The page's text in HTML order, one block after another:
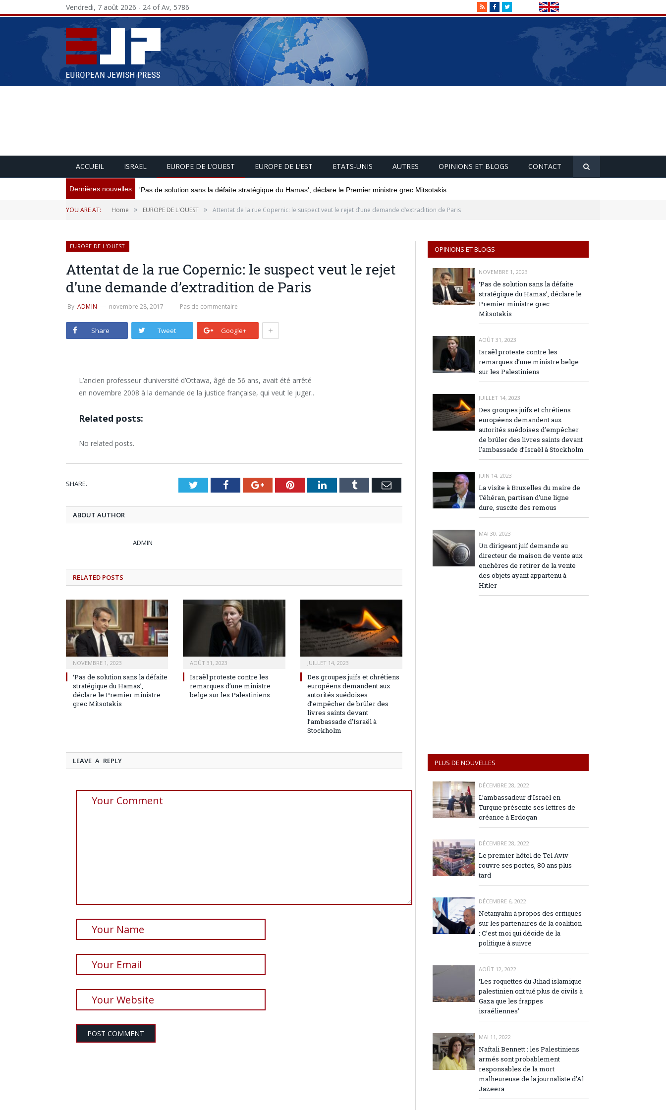
RSSFacebookTwitter
Vendredi, 7 août 2026 - 24 of Av, 5786
ACCUEIL ISRAEL EUROPE DE L’OUEST EUROPE DE L’EST ETATS-UNIS AUTRES OPINIONS ET BLOGS CONTACT
Dernières nouvelles 'Pas de solution sans la défaite stratégique du Hamas', déclare le Premier ministre grec Mitsotakis
YOU ARE AT: Home » EUROPE DE L'OUEST » Attentat de la rue Copernic: le suspect veut le rejet d’une demande d’extradition de Paris
EUROPE DE L'OUEST
Attentat de la rue Copernic: le suspect veut le rejet
d’une demande d’extradition de Paris
By ADMIN novembre 28, 2017 Pas de commentaire
Share Tweet Google+ +
L’ancien professeur d’université d’Ottawa, âgé de 56 ans, avait été arrêté
en novembre 2008 à la demande de la justice française, qui veut le juger..
Related posts:
No related posts.
SHARE. TwitterFacebookGoogle+PinterestLinkedInTumblr Email
ABOUT AUTHOR
ADMIN
RELATED POSTS
NOVEMBRE 1, 2023
‘Pas de solution sans la défaite
stratégique du Hamas’,
déclare le Premier ministre
grec Mitsotakis
AOÛT 31, 2023
Israël proteste contre les
remarques d’une ministre
belge sur les Palestiniens
JUILLET 14, 2023
Des groupes juifs et chrétiens
européens demandent aux
autorités suédoises
d’empêcher de brûler des
livres saints devant
l’ambassade d’Israël à
Stockholm
LEAVE A REPLY
OPINIONS ET BLOGS
NOVEMBRE 1, 2023
‘Pas de solution sans la défaite
stratégique du Hamas’, déclare le
Premier ministre grec
Mitsotakis
AOÛT 31, 2023
Israël proteste contre les
remarques d’une ministre belge
sur les Palestiniens
JUILLET 14, 2023
Des groupes juifs et chrétiens
européens demandent aux
autorités suédoises d’empêcher
de brûler des livres saints devant
l’ambassade d’Israël à Stockholm
JUIN 14, 2023
La visite à Bruxelles du maire de
Téhéran, partisan d’une ligne
dure, suscite des remous
MAI 30, 2023
Un dirigeant juif demande au
directeur de maison de vente aux
enchères de retirer de la vente
des objets ayant appartenu à
Hitler
PLUS DE NOUVELLES
DÉCEMBRE 28, 2022
L’ambassadeur d’Israël en
Turquie présente ses lettres de
créance à Erdogan
DÉCEMBRE 28, 2022
Le premier hôtel de Tel Aviv
rouvre ses portes, 80 ans plus
tard
DÉCEMBRE 6, 2022
Netanyahu à propos des critiques
sur les partenaires de la coalition
: C’est moi qui décide de la
politique à suivre
AOÛT 12, 2022
‘Les roquettes du Jihad islamique
palestinien ont tué plus de civils à
Gaza que les frappes
israéliennes’
MAI 11, 2022
Naftali Bennett : les Palestiniens
armés sont probablement
responsables de la mort
malheureuse de la journaliste d’Al
Jazeera